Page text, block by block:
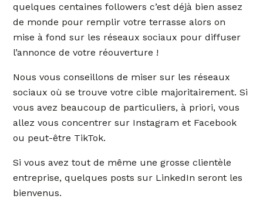
quelques centaines followers c’est déjà bien assez
de monde pour remplir votre terrasse alors on
mise à fond sur les réseaux sociaux pour diffuser
l’annonce de votre réouverture !
Nous vous conseillons de miser sur les réseaux
sociaux où se trouve votre cible majoritairement. Si
vous avez beaucoup de particuliers, à priori, vous
allez vous concentrer sur Instagram et Facebook
ou peut-être TikTok.
Si vous avez tout de même une grosse clientèle
entreprise, quelques posts sur LinkedIn seront les
bienvenus.